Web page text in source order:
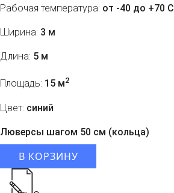
Рабочая температура: от -40 до +70 C
Ширина: 3 м
Длина: 5 м
Площадь: 15 м2
Цвет: синий
Люверсы шагом 50 см (кольца)
В КОРЗИНУ